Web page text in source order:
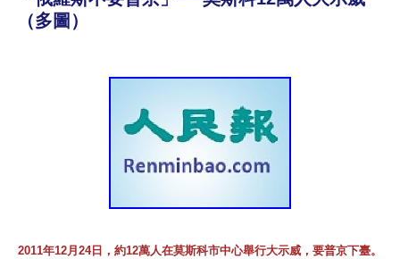
（多圖）
2011年12月24日，約12萬人在莫斯科市中心舉行大示威，要普京下臺。